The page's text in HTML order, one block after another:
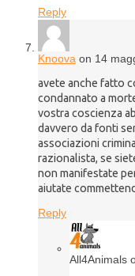
Reply
Knoova on 14
avete anche fatto
condannato a
vostra coscienza
davvero da fonti
associazioni
razionalista, se
non manifestate
aiutate
Reply
All4Animals